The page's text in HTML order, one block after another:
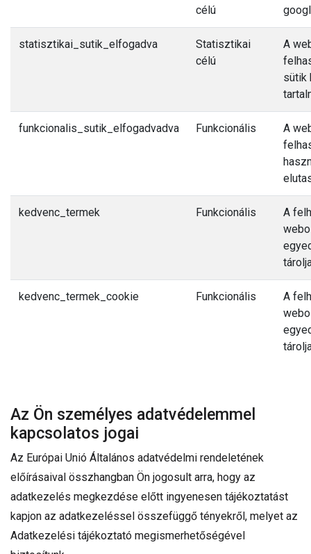
célú
statisztikai_sutik_elfogadva
Statisztikai
célú
A
sütik
funkcionalis_sutik_elfogadvadva Funkcionális
A
kedvenc_termek Funkcionális
A
kedvenc_termek_cookie Funkcionális
A
Az Ön személyes adatvédelemmel
kapcsolatos jogai
Az Európai Unió Általános adatvédelmi rendeletének
előírásaival összhangban Ön jogosult arra, hogy az
adatkezelés megkezdése előtt ingyenesen tájékoztatást
kapjon az adatkezeléssel összefüggő tényekről, melyet az
Adatkezelési tájékoztató megismerhetőségével